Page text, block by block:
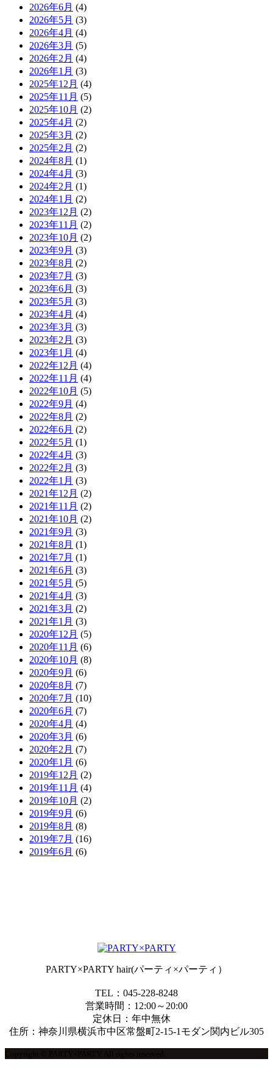
2026年6月 (4)
2026年5月 (3)
2026年4月 (4)
2026年3月 (5)
2026年2月 (4)
2026年1月 (3)
2025年12月 (4)
2025年11月 (5)
2025年10月 (2)
2025年4月 (2)
2025年3月 (2)
2025年2月 (2)
2024年8月 (1)
2024年4月 (3)
2024年2月 (1)
2024年1月 (2)
2023年12月 (2)
2023年11月 (2)
2023年10月 (2)
2023年9月 (3)
2023年8月 (2)
2023年7月 (3)
2023年6月 (3)
2023年5月 (3)
2023年4月 (4)
2023年3月 (3)
2023年2月 (3)
2023年1月 (4)
2022年12月 (4)
2022年11月 (4)
2022年10月 (5)
2022年9月 (4)
2022年8月 (2)
2022年6月 (2)
2022年5月 (1)
2022年4月 (3)
2022年2月 (3)
2022年1月 (3)
2021年12月 (2)
2021年11月 (2)
2021年10月 (2)
2021年9月 (3)
2021年8月 (1)
2021年7月 (1)
2021年6月 (3)
2021年5月 (5)
2021年4月 (3)
2021年3月 (2)
2021年1月 (3)
2020年12月 (5)
2020年11月 (6)
2020年10月 (8)
2020年9月 (6)
2020年8月 (7)
2020年7月 (10)
2020年6月 (7)
2020年4月 (4)
2020年3月 (6)
2020年2月 (7)
2020年1月 (6)
2019年12月 (2)
2019年11月 (4)
2019年10月 (2)
2019年9月 (6)
2019年8月 (8)
2019年7月 (16)
2019年6月 (6)
PARTY×PARTY hair(パーティ×パーティ）
TEL：045-228-8248
営業時間：12:00～20:00
定休日：年中無休
住所：神奈川県横浜市中区常盤町2-15-1モダン関内ビル305